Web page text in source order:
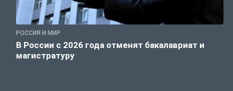
РОССИЯ И МИР
В России с 2026 года отменят бакалавриат и
магистратуру